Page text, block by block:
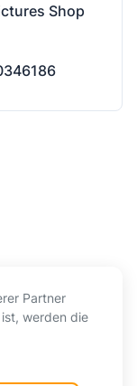
Shop
Partner
werden die